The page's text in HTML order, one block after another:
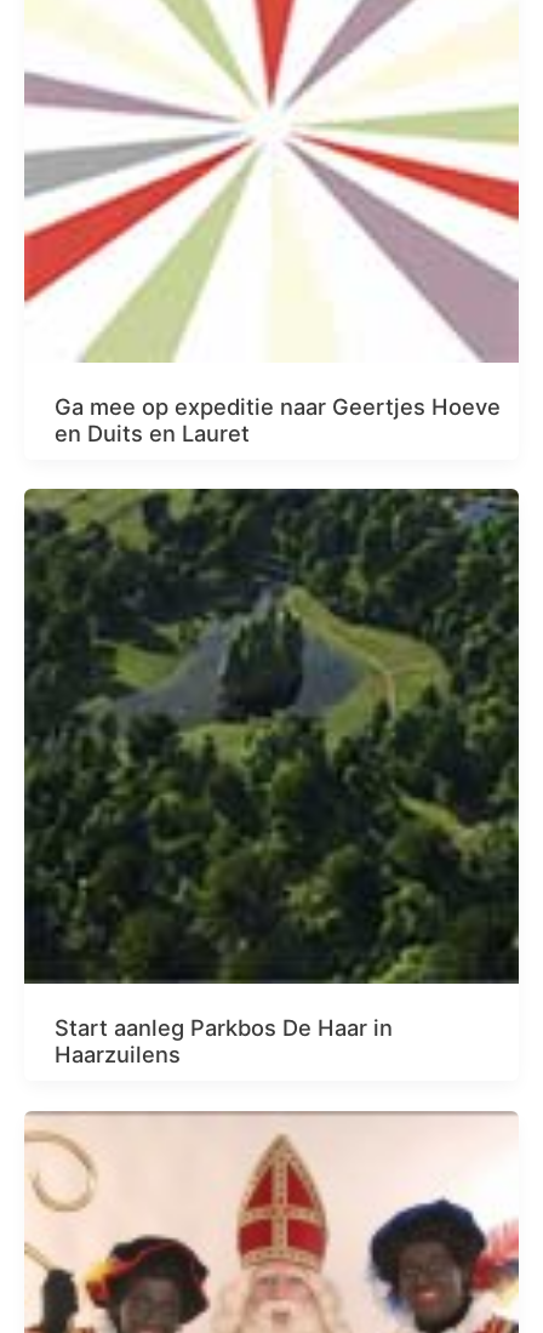
Ga mee op expeditie naar Geertjes Hoeve
en Duits en Lauret
Start aanleg Parkbos De Haar in
Haarzuilens